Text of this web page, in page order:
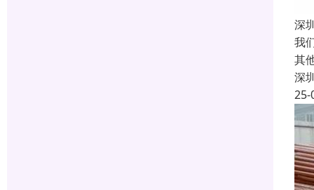
深
我
其
深
25-